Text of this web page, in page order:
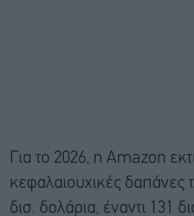
Για το 2026, η Amazon
κεφαλαιουχικές δαπάνες
δισ. δολάρια, έναντι 131